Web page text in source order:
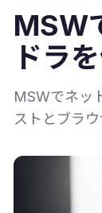
MSW
ドラ
MSWでネッ
ストとブラ